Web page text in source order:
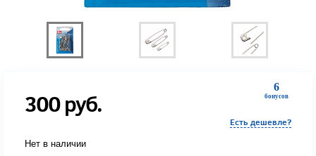
6
бонусов
300руб.
Есть дешевле?
Нет в наличии